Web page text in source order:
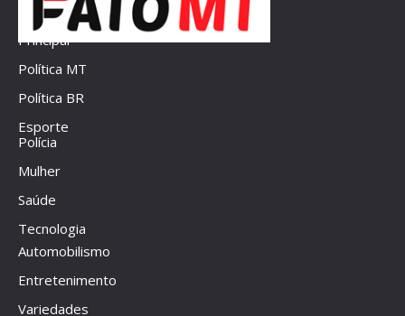
Principal
Política MT
Política BR
Esporte
Polícia
Mulher
Saúde
Tecnologia
Automobilismo
Entretenimento
Variedades